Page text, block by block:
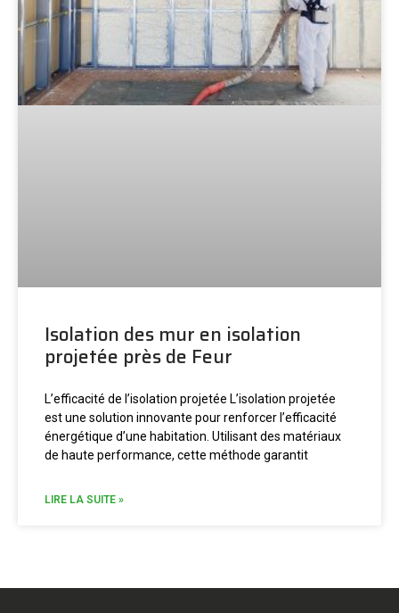
Isolation des mur en isolation
projetée près de Feur
L’efficacité de l’isolation projetée L’isolation projetée
est une solution innovante pour renforcer l’efficacité
énergétique d’une habitation. Utilisant des matériaux
de haute performance, cette méthode garantit
LIRE LA SUITE »